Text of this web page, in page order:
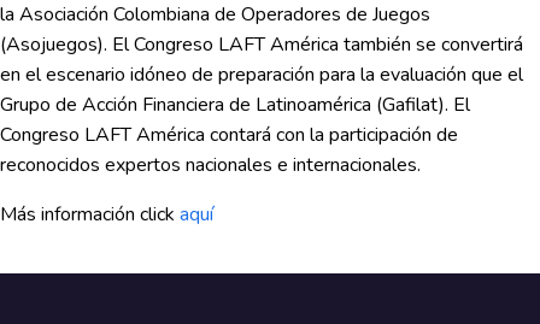
la Asociación Colombiana de Operadores de Juegos
(Asojuegos). El Congreso LAFT América también se convertirá
en el escenario idóneo de preparación para la evaluación que el
Grupo de Acción Financiera de Latinoamérica (Gafilat). El
Congreso LAFT América contará con la participación de
reconocidos expertos nacionales e internacionales.
Más información click aquí